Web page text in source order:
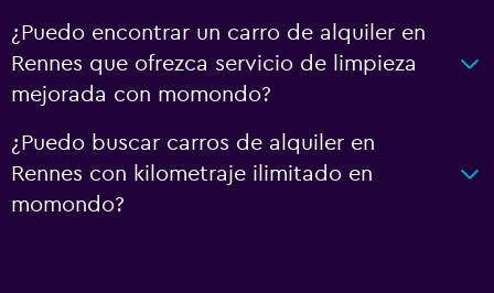
¿Puedo encontrar un carro de alquiler en
Rennes que ofrezca servicio de limpieza
mejorada con momondo?
¿Puedo buscar carros de alquiler en
Rennes con kilometraje ilimitado en
momondo?